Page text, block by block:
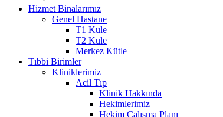
Hizmet Binalarımız
Genel Hastane
T1 Kule
T2 Kule
Merkez Kütle
Tıbbi Birimler
Kliniklerimiz
Acil Tıp
Klinik Hakkında
Hekimlerimiz
Hekim Çalışma Planı